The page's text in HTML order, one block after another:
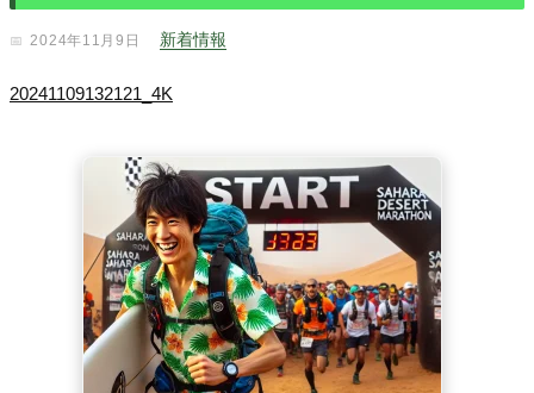
2024年11月9日 新着情報
20241109132121_4K